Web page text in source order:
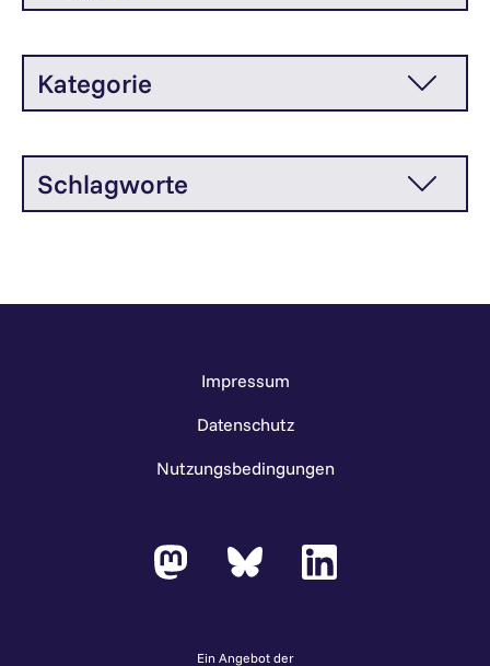
Kategorie
Schlagworte
Impressum
Datenschutz
Nutzungsbedingungen
Ein Angebot der